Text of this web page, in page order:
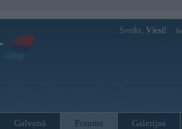
Sveiks, Viesi!
Galvenā Forums Galerijas